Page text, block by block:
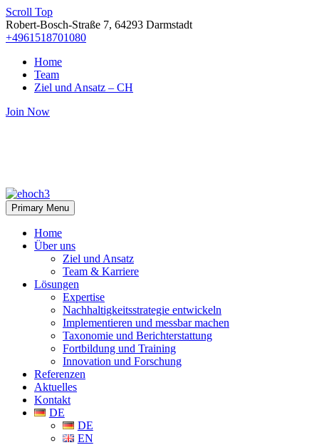
Scroll Top
Robert-Bosch-Straße 7, 64293 Darmstadt
+4961518701080
Home
Team
Ziel und Ansatz – CH
Join Now
Primary Menu
Home
Über uns
Ziel und Ansatz
Team & Karriere
Lösungen
Expertise
Nachhaltigkeitsstrategie entwickeln
Implementieren und messbar machen
Taxonomie und Berichterstattung
Fortbildung und Training
Innovation und Forschung
Referenzen
Aktuelles
Kontakt
DE
DE
EN